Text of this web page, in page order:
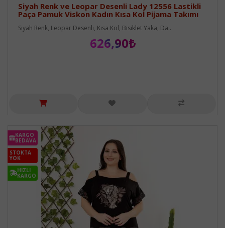
Siyah Renk ve Leopar Desenli Lady 12556 Lastikli
Paça Pamuk Viskon Kadın Kısa Kol Pijama Takımı
Siyah Renk, Leopar Desenli, Kısa Kol, Bisiklet Yaka, Da..
626,90₺
KARGO
BEDAVA
STOKTA
YOK
HIZLI
KARGO